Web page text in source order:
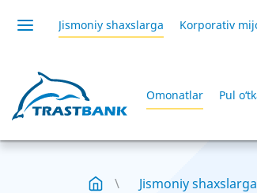
Jismoniy shaxslarga Korporativ
Omonatlar Pul
Jismoniy shaxslarga